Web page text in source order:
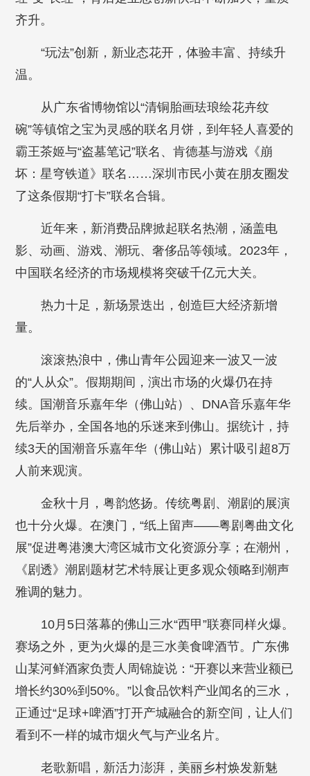
齐升。
“玩法”创新，新业态花开，体验丰富、持续升
温。
从广东省博物馆以“清铜胎画珐琅绘花卉纹
碗”等镇馆之宝为灵感的联名月饼，到年轻人喜爱的
霸王茶姬与“盗墓笔记”联名、肯德基与游戏《崩
坏：星穹铁道》联名……深圳市民小黄在朋友圈发
了这条假期“打卡”联名合辑。
近年来，新消费品牌掀起联名热潮，涵盖电
影、动画、游戏、潮玩、奢侈品等领域。2023年，
中国联名经济的市场规模将突破千亿元大关。
热力十足，新场景迭出，创造巨大经济新增
量。
滚滚热浪中，佛山青年公园迎来一波又一波
的“人从众”。假期期间，演出市场的火爆仍在持
续。国潮音乐嘉年华（佛山站）、DNA音乐嘉年华
先后举办，全国各地的乐迷来到佛山。据统计，持
续3天的国潮音乐嘉年华（佛山站）累计吸引超8万
人前来观演。
金秋十月，粤韵悠扬。传统粤剧、潮剧的展演
也十分火爆。在澳门，“纸上留声——粤剧粤曲文化
展”促进粤港澳大湾区城市文化资源分享；在潮州，
《剧透》潮剧题材艺术特展让更多观众领略到潮声
雅调的魅力。
10月5日落幕的佛山三水“西甲”联赛同样火爆。
赛场之外，更为火爆的是三水美食啤酒节。广东佛
山某河鲜酒家负责人周锦旋说：“开赛以来营业额已
增长约30%到50%。”以食品饮料产业闻名的三水，
正通过“足球+啤酒”打开产城融合的新空间，让人们
看到不一样的城市烟火气与产业名片。
老歌新唱，新活力澎湃，美丽乡村焕发新魅